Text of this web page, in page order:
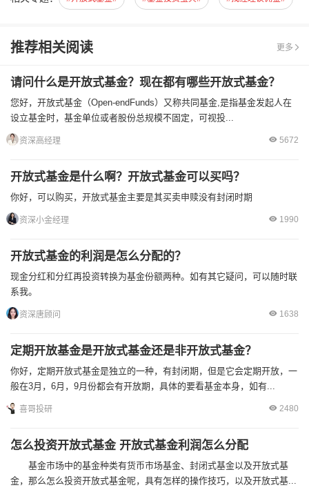
推荐相关阅读 更多
请问什么是开放式基金？现在都有哪些开放式基金？
您好，开放式基金（Open-endFunds）又称共同基金,是指基金发起人在
设立基金时，基金单位或者股份总规模不固定，可视投...
资深高经理 5672
开放式基金是什么啊？开放式基金可以买吗？
你好，可以购买，开放式基金主要是其买卖申赎没有封闭时期
资深小金经理 1990
开放式基金的利润是怎么分配的？
现金分红和分红再投资转换为基金份额两种。如有其它疑问，可以随时联
系我。
资深唐顾问 1638
定期开放基金是开放式基金还是非开放式基金？
你好，定期开放式基金是独立的一种，有封闭期，但是它会定期开放，一
般在3月，6月，9月份都会有开放期，具体的要看基金本身，如有...
喜哥投研 2480
怎么投资开放式基金 开放式基金利润怎么分配
基金市场中的基金种类有货币市场基金、封闭式基金以及开放式基
金，那么怎么投资开放式基金呢，具有怎样的操作技巧，以及开放式基...